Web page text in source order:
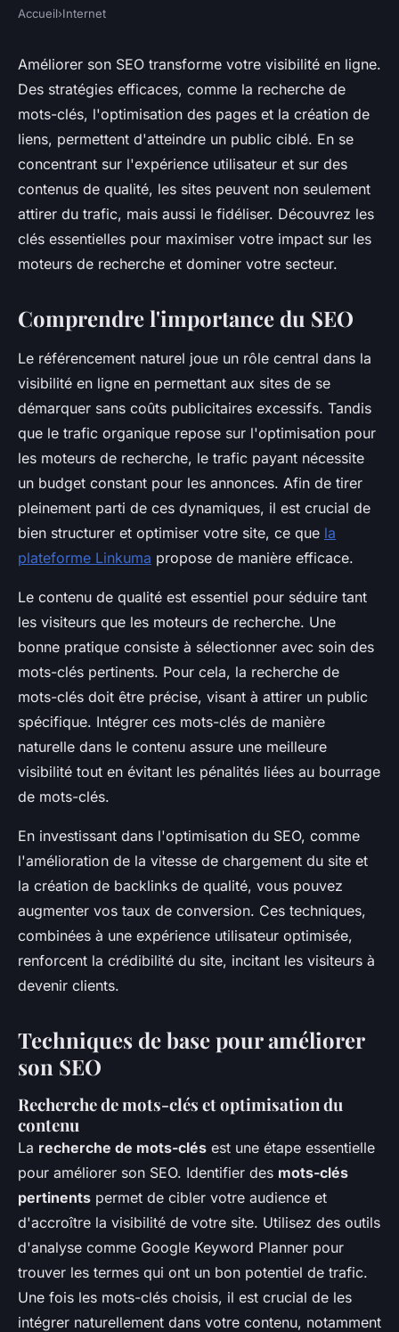
Améliorer son seo : les clés
pour booster votre visibilité
Valentine•7 février 2025•5 min de lecture
Accueil›Internet
Améliorer son SEO transforme votre visibilité en ligne.
Des stratégies efficaces, comme la recherche de
mots-clés, l'optimisation des pages et la création de
liens, permettent d'atteindre un public ciblé. En se
concentrant sur l'expérience utilisateur et sur des
contenus de qualité, les sites peuvent non seulement
attirer du trafic, mais aussi le fidéliser. Découvrez les
clés essentielles pour maximiser votre impact sur les
moteurs de recherche et dominer votre secteur.
Comprendre l'importance du SEO
Le référencement naturel joue un rôle central dans la
visibilité en ligne en permettant aux sites de se
démarquer sans coûts publicitaires excessifs. Tandis
que le trafic organique repose sur l'optimisation pour
les moteurs de recherche, le trafic payant nécessite
un budget constant pour les annonces. Afin de tirer
pleinement parti de ces dynamiques, il est crucial de
bien structurer et optimiser votre site, ce que la
plateforme Linkuma propose de manière efficace.
Le contenu de qualité est essentiel pour séduire tant
les visiteurs que les moteurs de recherche. Une
bonne pratique consiste à sélectionner avec soin des
mots-clés pertinents. Pour cela, la recherche de
mots-clés doit être précise, visant à attirer un public
spécifique. Intégrer ces mots-clés de manière
naturelle dans le contenu assure une meilleure
visibilité tout en évitant les pénalités liées au bourrage
de mots-clés.
En investissant dans l'optimisation du SEO, comme
l'amélioration de la vitesse de chargement du site et
la création de backlinks de qualité, vous pouvez
augmenter vos taux de conversion. Ces techniques,
combinées à une expérience utilisateur optimisée,
renforcent la crédibilité du site, incitant les visiteurs à
devenir clients.
Techniques de base pour améliorer
son SEO
Recherche de mots-clés et optimisation du
contenu
La recherche de mots-clés est une étape essentielle
pour améliorer son SEO. Identifier des mots-clés
pertinents permet de cibler votre audience et
d'accroître la visibilité de votre site. Utilisez des outils
d'analyse comme Google Keyword Planner pour
trouver les termes qui ont un bon potentiel de trafic.
Une fois les mots-clés choisis, il est crucial de les
intégrer naturellement dans votre contenu, notamment